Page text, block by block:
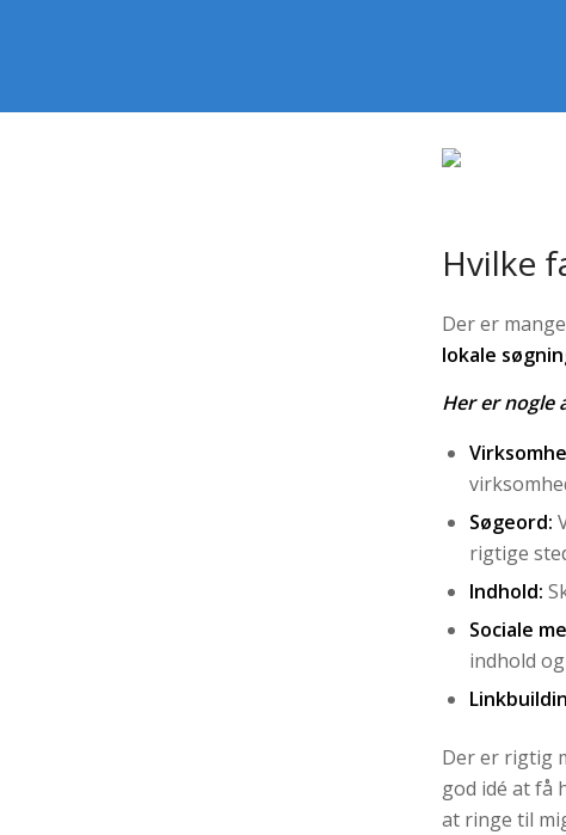
Hvilke
Der er
lokale
Her er nogle
Søgeord:
rigtige
Indhold:
Sociale
indhold
Der er rigtig
god idé at
at ringe til